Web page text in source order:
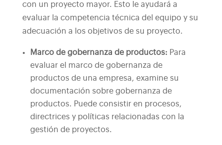
con un proyecto mayor. Esto le ayudará a
evaluar la competencia técnica del equipo y su
adecuación a los objetivos de su proyecto.
Marco de gobernanza de productos: Para
evaluar el marco de gobernanza de
productos de una empresa, examine su
documentación sobre gobernanza de
productos. Puede consistir en procesos,
directrices y políticas relacionadas con la
gestión de proyectos.